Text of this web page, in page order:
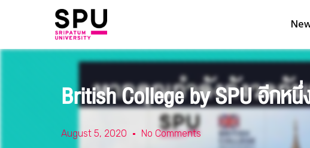
British College by SPU อีกหนึ่
August 5, 2020 No Comments